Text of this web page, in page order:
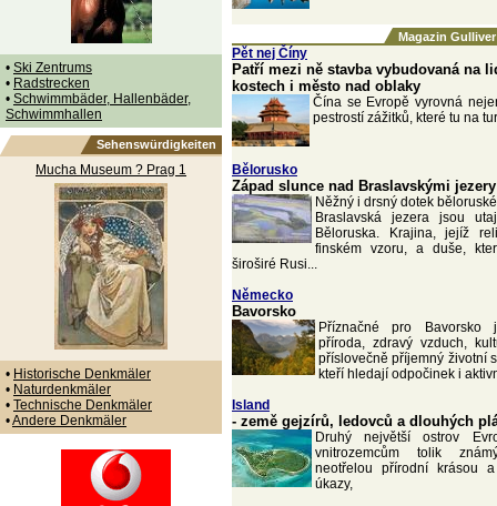
• Ski Zentrums
• Radstrecken
• Schwimmbäder, Hallenbäder,
Schwimmhallen
Sehenswürdigkeiten
Mucha Museum ? Prag 1
• Historische Denkmäler
• Naturdenkmäler
• Technische Denkmäler
•Andere Denkmäler
Magazin
Pět nej Číny
Patří mezi ně stavba vybudovaná na
kostech i město nad oblaky
Čína se Evropě vyrovná
pestrostí zážitků, které tu na
Bělorusko
Západ slunce nad Braslavskými jezery
Něžný i drsný dotek
Braslavská jezera jsou
Běloruska. Krajina, jejíž
finském vzoru, a duše,
široširé Rusi...
Německo
Bavorsko
Příznačné pro Bavorsko
příroda, zdravý vzduch,
příslovečně příjemný životní
kteří hledají odpočinek i
Island
- země gejzírů, ledovců a dlouhých
Druhý největší ostrov
vnitrozemcům tolik
neotřelou přírodní krásou
úkazy,